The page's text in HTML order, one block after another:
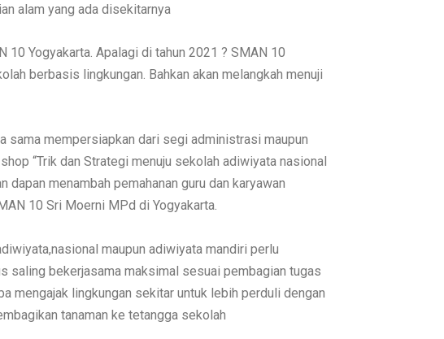
alam yang ada disekitarnya
Yogyakarta. Apalagi di tahun 2021 ? SMAN 10
berbasis lingkungan. Bahkan akan melangkah menuji
sama mempersiapkan dari segi administrasi maupun
“Trik dan Strategi menuju sekolah adiwiyata nasional
menambah pemahanan guru dan karyawan
10 Sri Moerni MPd di Yogyakarta.
maupun adiwiyata mandiri perlu
saling bekerjasama maksimal sesuai pembagian tugas
mengajak lingkungan sekitar untuk lebih perduli dengan
tanaman ke tetangga sekolah